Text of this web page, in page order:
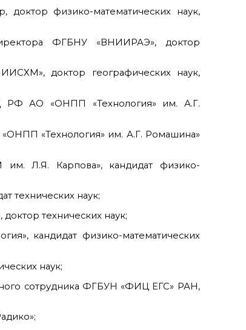
физико-математических наук,
ФГБНУ «ВНИИРАЭ», доктор
доктор географических наук,
РФ АО «ОНПП «Технология» им. А.Г.
«Технология» им. А.Г. Ромашина»
Л.Я. Карпова», кандидат физико-
технических наук;
технических наук;
кандидат физико-математических
наук;
сотрудника ФГБУН «ФИЦ ЕГС» РАН,